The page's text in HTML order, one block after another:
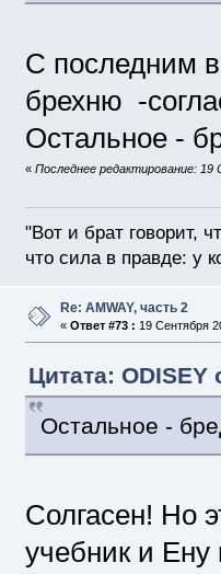
С последним
брехню -
Остальное -
« Последнее редактирование:
"Вот и брат говорит,
что сила в правде: у
Re: AMWAY, часть 2
« Ответ #73 : 19 Сентября
Цитата: ODISEY
Остальное -
Солгасен! Но
учебник и